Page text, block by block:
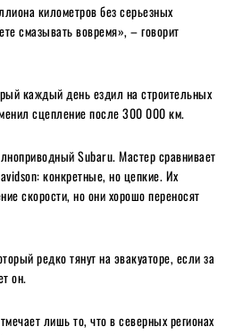
километров без серьезных
смазывать вовремя», – говорит
каждый день ездил на строительных
сцепление после 300 000 км.
Subaru. Мастер сравнивает
конкретные, но цепкие. Их
скорости, но они хорошо переносят
редко тянут на эвакуаторе, если за
он.
лишь то, что в северных регионах